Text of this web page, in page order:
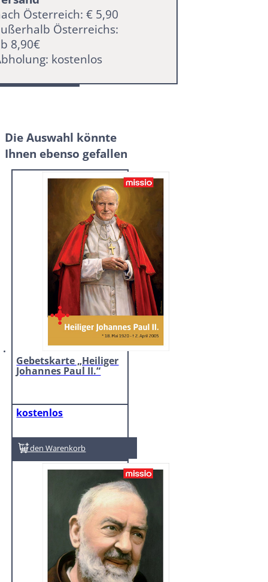
Österreich: € 5,90
Österreichs:
8,90€
kostenlos
Die Auswahl könnte
Ihnen ebenso gefallen
Gebetskarte „Heiliger
Johannes Paul II.“
kostenlos
In den Warenkorb